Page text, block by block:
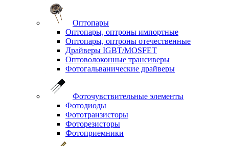
Оптопары
Оптопары, оптроны импортные
Оптопары, оптроны отечественные
Драйверы IGBT/MOSFET
Оптоволоконные трансиверы
Фотогальванические драйверы
Фоточувствительные элементы
Фотодиоды
Фототранзисторы
Фоторезисторы
Фотоприемники